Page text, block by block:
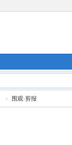
› 围观·剪报